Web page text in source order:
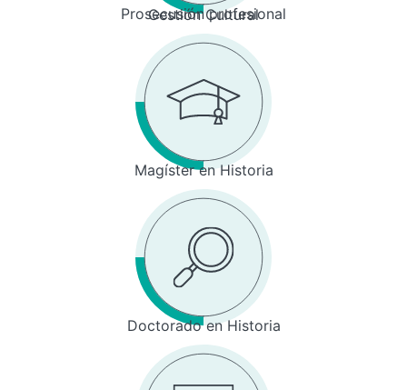
Prosecusión profesional
Gestión Cultural
Magíster en Historia
Doctorado en Historia